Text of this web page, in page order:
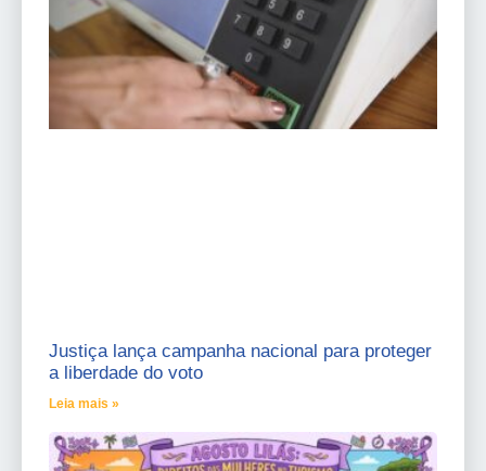
Justiça lança campanha nacional para proteger
a liberdade do voto
Leia mais »